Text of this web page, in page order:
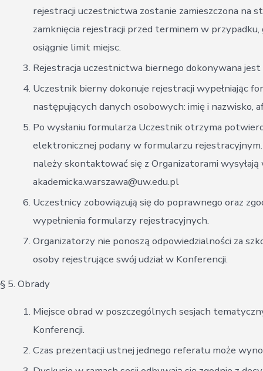
rejestracji uczestnictwa zostanie zamieszczona na
zamknięcia rejestracji przed terminem w
osiągnie limit miejsc.
Rejestracja uczestnictwa biernego dokonywana
Uczestnik bierny dokonuje rejestracji wypełniając
następujących danych osobowych: imię i
Po wysłaniu formularza Uczestnik otrzyma
elektronicznej podany w formularzu
należy skontaktować się z Organizatorami
akademicka.warszawa@uw.edu.pl
Uczestnicy zobowiązują się do poprawnego oraz
wypełnienia formularzy rejestracyjnych.
Organizatorzy nie ponoszą odpowiedzialności za
osoby rejestrujące swój udział w Konferencji.
§ 5. Obrady
Miejsce obrad w poszczególnych sesjach
Konferencji.
Czas prezentacji ustnej jednego referatu może